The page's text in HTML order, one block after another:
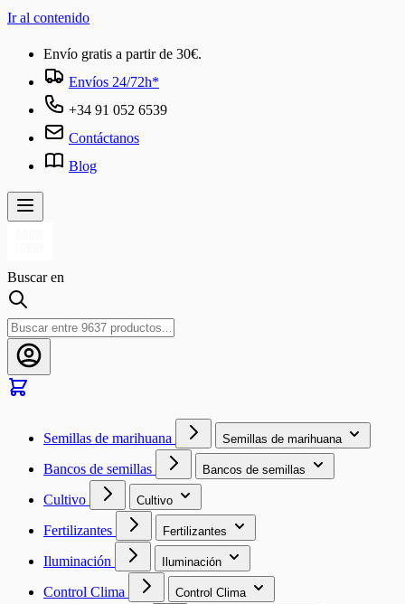
Ir al contenido
Envío gratis a partir de 30€.
Envíos 24/72h*
+34 91 052 6539
Contáctanos
Blog
Buscar en
Semillas de marihuana Semillas de marihuana
Bancos de semillas Bancos de semillas
Cultivo Cultivo
Fertilizantes Fertilizantes
Iluminación Iluminación
Control Clima Control Clima